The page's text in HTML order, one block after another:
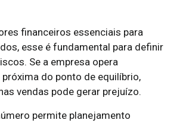
financeiros essenciais para
esse é fundamental para definir
Se a empresa opera
do ponto de equilíbrio,
vendas pode gerar prejuízo.
permite planejamento